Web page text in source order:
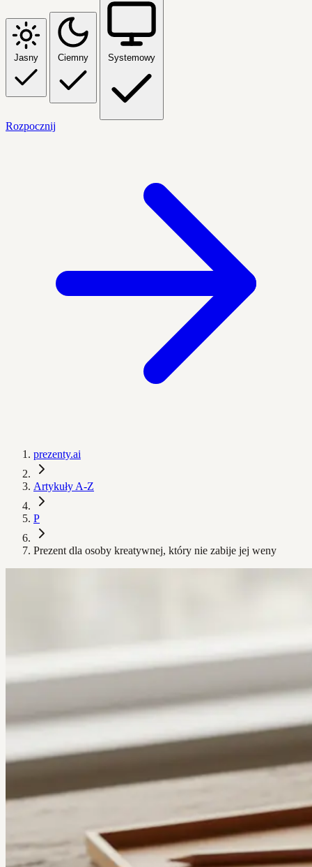
Jasny Ciemny Systemowy
Rozpocznij
prezenty.ai
Artykuły A-Z
P
Prezent dla osoby kreatywnej, który nie zabije jej weny